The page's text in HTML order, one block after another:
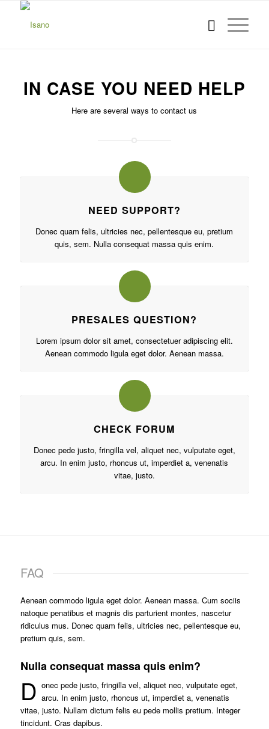
IN CASE YOU NEED HELP
Here are several ways to contact us
NEED SUPPORT?
Donec quam felis, ultricies nec, pellentesque eu, pretium
quis, sem. Nulla consequat massa quis enim.
PRESALES QUESTION?
Lorem ipsum dolor sit amet, consectetuer adipiscing elit.
Aenean commodo ligula eget dolor. Aenean massa.
CHECK FORUM
Donec pede justo, fringilla vel, aliquet nec, vulputate eget,
arcu. In enim justo, rhoncus ut, imperdiet a, venenatis
vitae, justo.
FAQ
Aenean commodo ligula eget dolor. Aenean massa. Cum sociis
natoque penatibus et magnis dis parturient montes, nascetur
ridiculus mus. Donec quam felis, ultricies nec, pellentesque eu,
pretium quis, sem.
Nulla consequat massa quis enim?
D onec pede justo, fringilla vel, aliquet nec, vulputate eget,
arcu. In enim justo, rhoncus ut, imperdiet a, venenatis
vitae, justo. Nullam dictum felis eu pede mollis pretium. Integer
tincidunt. Cras dapibus.